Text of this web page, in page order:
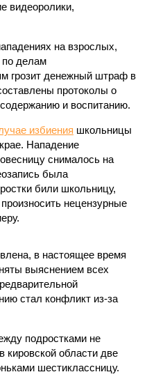
видеоролики,
на взрослых,
по делам
грозит денежный штраф в
протоколы о
и воспитанию.
избиения школьницы
Нападение
снималось на
была
били школьницу,
нецензурные
в настоящее время
выяснением всех
стал конфликт из-за
подростками не
кировской области две
шестиклассницу.